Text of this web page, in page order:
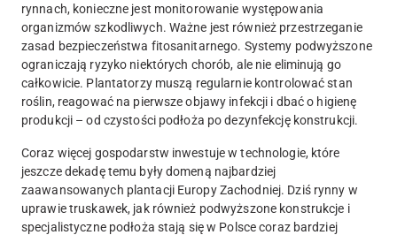
rynnach, konieczne jest monitorowanie występowania
organizmów szkodliwych. Ważne jest również przestrzeganie
zasad bezpieczeństwa fitosanitarnego. Systemy podwyższone
ograniczają ryzyko niektórych chorób, ale nie eliminują go
całkowicie. Plantatorzy muszą regularnie kontrolować stan
roślin, reagować na pierwsze objawy infekcji i dbać o higienę
produkcji – od czystości podłoża po dezynfekcję konstrukcji.
Coraz więcej gospodarstw inwestuje w technologie, które
jeszcze dekadę temu były domeną najbardziej
zaawansowanych plantacji Europy Zachodniej. Dziś rynny w
uprawie truskawek, jak również podwyższone konstrukcje i
specjalistyczne podłoża stają się w Polsce coraz bardziej